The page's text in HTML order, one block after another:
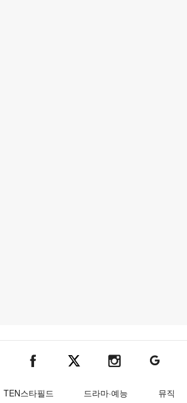
시아 네이버TV텐아시아 페이스북텐아시아 엑스텐아시아 인스타그램
텐아시아
TEN스타필드 드라마·예능
뮤직